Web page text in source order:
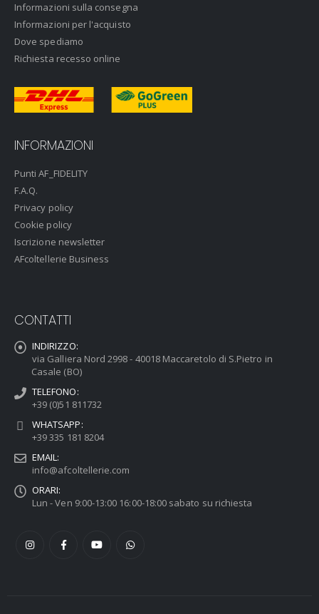
Informazioni sulla consegna
Informazioni per l'acquisto
Dove spediamo
Richiesta recesso online
INFORMAZIONI
Punti AF_FIDELITY
F.A.Q.
Privacy policy
Cookie policy
Iscrizione newsletter
AFcoltellerie Business
CONTATTI
INDIRIZZO:
via Galliera Nord 2998 - 40018 Maccaretolo di S.Pietro in
Casale (BO)
TELEFONO:
+39 (0)51 811732
WHATSAPP:
+39 335 181 8204
EMAIL:
info@afcoltellerie.com
ORARI:
Lun - Ven 9:00-13:00 16:00-18:00 sabato su richiesta